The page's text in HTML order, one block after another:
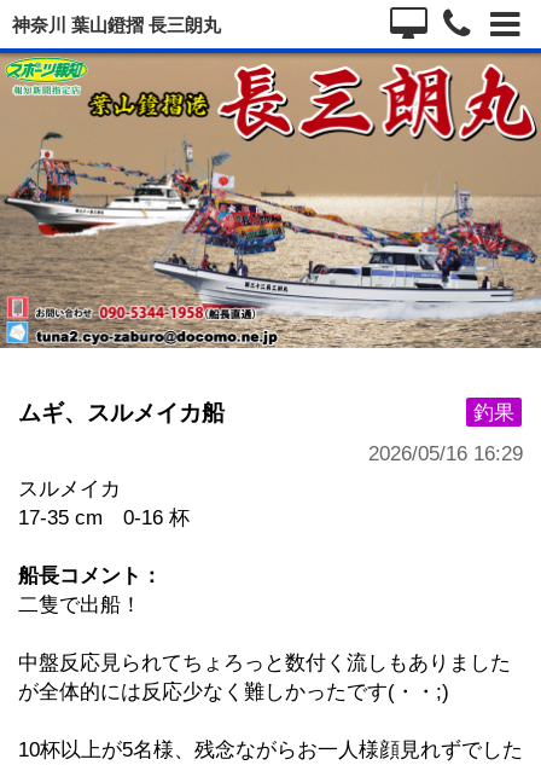
神奈川 葉山鐙摺 長三朗丸
釣果
ムギ、スルメイカ船
2026/05/16 16:29
スルメイカ
17-35 cm 0-16 杯
船長コメント：
二隻で出船！
中盤反応見られてちょろっと数付く流しもありました
が全体的には反応少なく難しかったです(・・;)
10杯以上が5名様、残念ながらお一人様顔見れずでした